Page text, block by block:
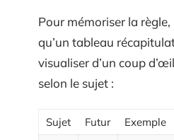
Pour mémoriser la
qu’un tableau
visualiser d’un coup
selon le sujet :
Sujet Futur Exemple